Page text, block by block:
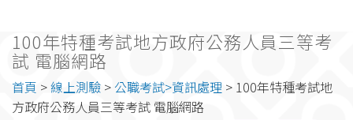
100年特種考試地方政府公務人員三等考
試 電腦網路
首頁 >線上測驗 > 公職考試>資訊處理 > 100年特種考試地
方政府公務人員三等考試 電腦網路